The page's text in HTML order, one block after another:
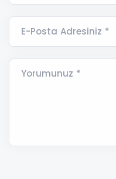
E-Posta Adresiniz *
Yorumunuz *